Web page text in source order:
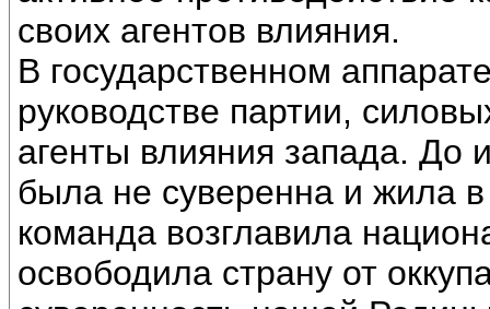
своих агентов влияния.
В государственном
руководстве партии,
агенты влияния запада. До
была не суверенна и жила
команда возглавила
освободила страну от